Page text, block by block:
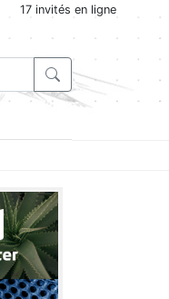
17 invités en ligne